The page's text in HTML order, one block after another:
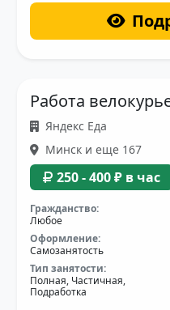
Работа
Яндекс Еда
Минск и еще 167
250 - 400 ₽ в час
Гражданство:
Любое
Оформление:
Самозанятость
Тип занятости:
Полная, Частичная,
Подработка